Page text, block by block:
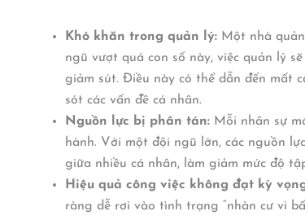
Khó khăn trong quản lý: Một nhà
ngũ vượt quá con số này, việc quản lý
giảm sút. Điều này có thể dẫn đến mất
sót các vấn đề cá nhân.
Nguồn lực bị phân tán: Mỗi nhân sự
hành. Với một đội ngũ lớn, các nguồn
giữa nhiều cá nhân, làm giảm mức độ
Hiệu quả công việc không đạt kỳ
ràng dễ rơi vào tình trạng “nhàn cư vi